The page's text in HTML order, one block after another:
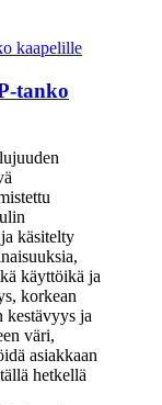
tanko
käsitelty
käyttöikä ja
korkean
kestävyys ja
väri,
asiakkaan
hetkellä